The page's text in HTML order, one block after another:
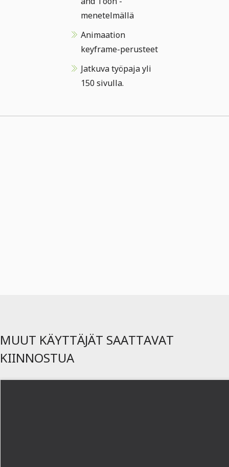
menetelmällä
Animaation
keyframe-perusteet
Jatkuva työpaja yli
150 sivulla.
MUUT KÄYTTÄJÄT SAATTAVAT
KIINNOSTUA